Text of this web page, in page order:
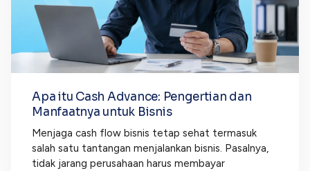
Apa itu Cash Advance: Pengertian dan
Manfaatnya untuk Bisnis
Menjaga cash flow bisnis tetap sehat termasuk
salah satu tantangan menjalankan bisnis. Pasalnya,
tidak jarang perusahaan harus membayar